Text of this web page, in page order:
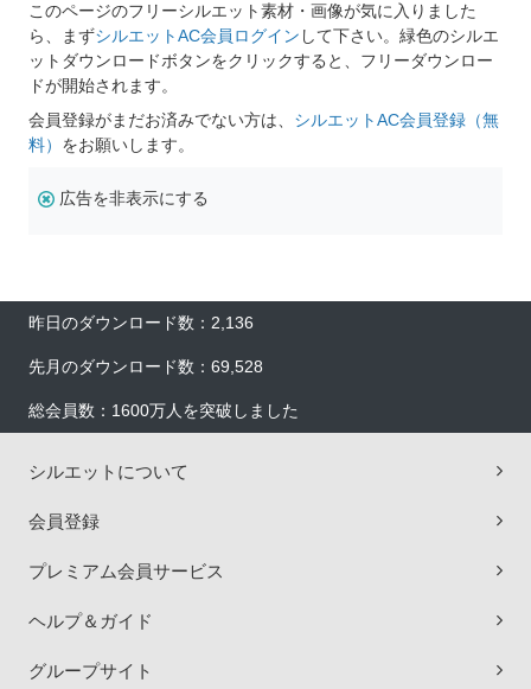
このページのフリーシルエット素材・画像が気に入りました
ら、まずシルエットAC会員ログイン して下さい。緑色のシルエ
ットダウンロードボタンをクリックすると、フリーダウンロー
ドが開始されます。
会員登録がまだお済みでない方は、 シルエットAC会員登録（無
料） をお願いします。
広告を非表示にする
昨日のダウンロード数：2,136
先月のダウンロード数：69,528
総会員数：1600万人を突破しました
シルエットについて
会員登録
プレミアム会員サービス
ヘルプ＆ガイド
グループサイト